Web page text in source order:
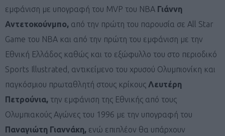
εμφάνιση με υπογραφή του MVP του NBA Γιάννη
Αντετοκούνμπο, από την πρώτη του παρουσία σε All Star
Game του NBA και από την πρώτη του εμφάνιση με την
Εθνική Ελλάδος καθώς και το εξώφυλλο του στο περιοδικό
Sports Illustrated, αντικείμενο του χρυσού Ολυμπιονίκη και
παγκόσμιου πρωταθλητή στους κρίκους Λευτέρη
Πετρούνια, την εμφάνιση της Εθνικής από τους
Ολυμπιακούς Αγώνες του 1996 με την υπογραφή του
Παναγιώτη Γιαννάκη, ενώ επιπλέον θα υπάρχουν